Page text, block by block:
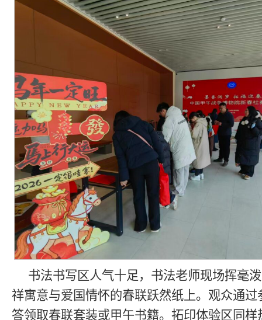
书法书写区人气十足，书法老师现场挥毫
祥寓意与爱国情怀的春联跃然纸上。观众通
答领取春联套装或甲午书籍。拓印体验区同